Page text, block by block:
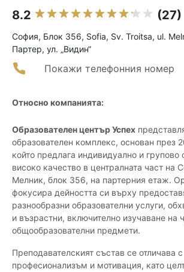
8.2 (27)
София, Блок 356, Sofia, Sv. Troitsa, ul.
Партер, ул. „Видин“
Покажи телефонния номер
Относно компанията:
Образователен център Успех
образователен комплекс, основан през
който предлага индивидуално и групово
високо качество в централната част на
Мелник, блок 356, на партерния етаж.
фокусира дейността си върху
разнообразни образователни услуги,
и възрастни, включително изучаване на
общообразователни предмети.
Преподавателският състав се отличава с
професионализъм и мотивация, като